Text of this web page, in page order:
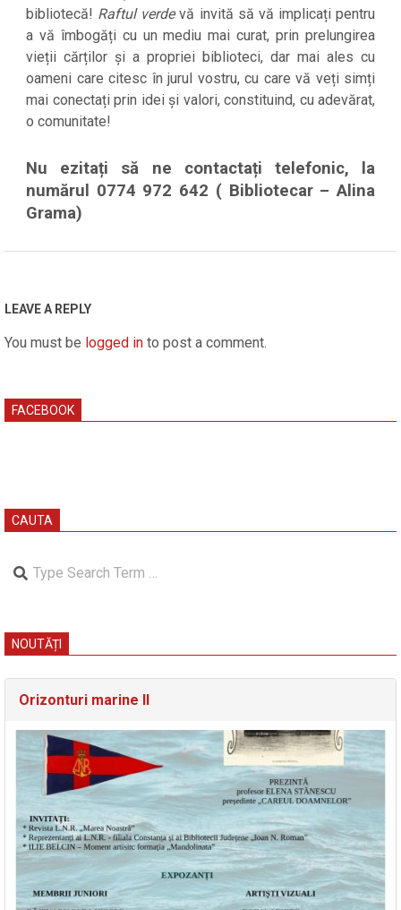
bibliotecă! Raftul verdevă invită să vă implicați pentru
a vă îmbogăți cu un mediu mai curat, prin prelungirea
vieții cărților și a propriei biblioteci, dar mai ales cu
oameni care citesc în jurul vostru, cu care vă veți simți
mai conectați prin idei și valori, constituind, cu adevărat,
o comunitate!
Nu ezitați să ne contactați telefonic, la
numărul 0774 972 642 ( Bibliotecar – Alina
Grama)
09
LEAVE A REPLY
You must be logged in to post a comment.
FACEBOOK
CAUTA
Search
NOUTĂȚI
Orizonturi marine II